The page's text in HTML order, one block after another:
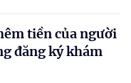
khác biệt và tiên
tôn vinh vẻ đẹp thời
hợp giữa Tri thức, Bản
tiền của người
đăng ký khám